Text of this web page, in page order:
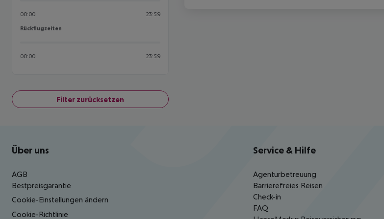
00:00 23:59
Rückflugzeiten
Rückflugzeiten
00:00 23:59
Filter zurücksetzen
Footer navigation
Über uns
AGB
Bestpreisgarantie
Cookie-Einstellungen ändern
Cookie-Richtlinie
Service & Hilfe
Agenturbetreuung
Barrierefreies Reisen
Check-in
FAQ